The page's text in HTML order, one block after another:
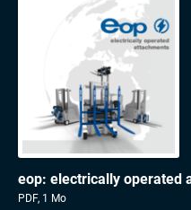
eop: electrically operated
PDF, 1 Mo